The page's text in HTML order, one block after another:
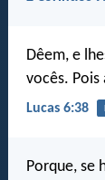
Dêem, e
vocês.
Lucas 6:38
Porque, se